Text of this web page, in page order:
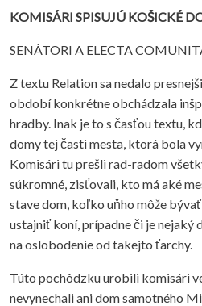
KOMISÁRI SPISUJÚ KOŠICKÉ
SENÁTORI A ELECTA
Z textu Relation sa nedalo
období konkrétne obchádzala
hradby. Inak je to s časťou textu,
domy tej časti mesta, ktorá bola
Komisári tu prešli rad-radom
súkromné, zisťovali, kto má aké
stave dom, koľko uňho môže
ustajniť koní, prípadne či je nejaký
na oslobodenie od takejto ťarchy.
Túto pochôdzku urobili komisári
nevynechali ani dom samotného